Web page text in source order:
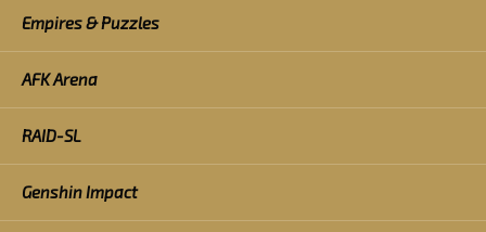
Empires & Puzzles
AFK Arena
RAID-SL
Genshin Impact